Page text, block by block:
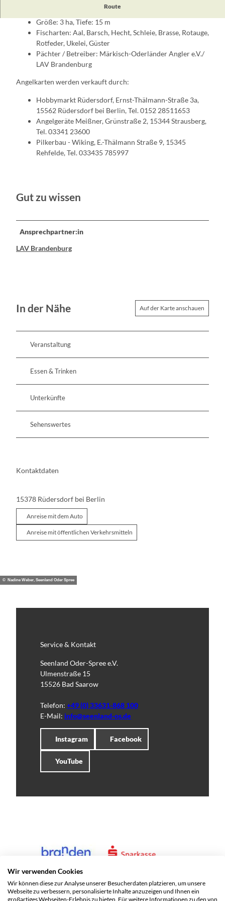
Route
Größe: 3 ha, Tiefe: 15 m
Fischarten: Aal, Barsch, Hecht, Schleie, Brasse, Rotauge,
Rotfeder, Ukelei, Güster
Pächter / Betreiber: Märkisch-Oderländer Angler e.V./
LAV Brandenburg
Angelkarten werden verkauft durch:
Hobbymarkt Rüdersdorf, Ernst-Thälmann-Straße 3a,
15562 Rüdersdorf bei Berlin, Tel. 0152 28511653
Angelgeräte Meißner, Grünstraße 2, 15344 Strausberg,
Tel. 03341 23600
Pilkerbau - Wiking, E.-Thälmann Straße 9, 15345
Rehfelde, Tel. 033435 785997
Gut zu wissen
Ansprechpartner:in
LAV Brandenburg
In der Nähe Auf der Karte anschauen
Veranstaltung
Essen & Trinken
Unterkünfte
Sehenswertes
Kontaktdaten
15378 Rüdersdorf bei Berlin
Anreise mit dem Auto
Anreise mit öffentlichen Verkehrsmitteln
© Nadine Weber, Seenland Oder Spree
Service & Kontakt
Seenland Oder-Spree e.V.
Ulmenstraße 15
15526 Bad Saarow
Telefon: +49 (0) 33631-868 100
E-Mail: info@seenland-os.de
Instagram Facebook
YouTube
Wir verwenden Cookies
Wir können diese zur Analyse unserer Besucherdaten platzieren, um unsere
Webseite zu verbessern, personalisierte Inhalte anzuzeigen und Ihnen ein
großartiges Webseiten-Erlebnis zu bieten. Für weitere Informationen zu den von